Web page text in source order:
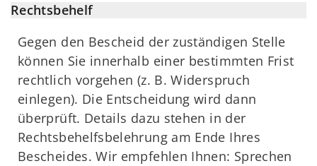
Rechtsbehelf
Gegen den Bescheid der zuständigen Stelle
können Sie innerhalb einer bestimmten Frist
rechtlich vorgehen (z. B. Widerspruch
einlegen). Die Entscheidung wird dann
überprüft. Details dazu stehen in der
Rechtsbehelfsbelehrung am Ende Ihres
Bescheides. Wir empfehlen Ihnen: Sprechen